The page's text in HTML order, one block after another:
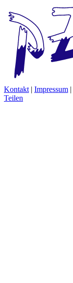
Kontakt | Impressum |
Teilen